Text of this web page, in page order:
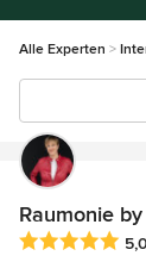
Alle Experten
Raumonie
5,0